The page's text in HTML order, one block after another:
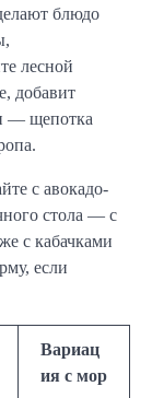
блюдо
лесной
добавит
— щепотка
с авокадо-
стола — с
с кабачками
если
Вариац
ия с мор